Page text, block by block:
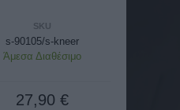
SKU
s-90105/s-kneer
Άμεσα Διαθέσιμο
27,90 €